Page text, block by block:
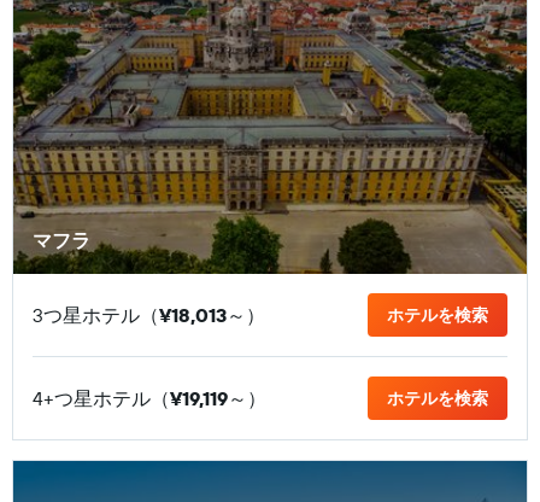
マフラ
3つ星ホテル（¥18,013​～） ホテルを検索
4+つ星ホテル（¥19,119​～） ホテルを検索